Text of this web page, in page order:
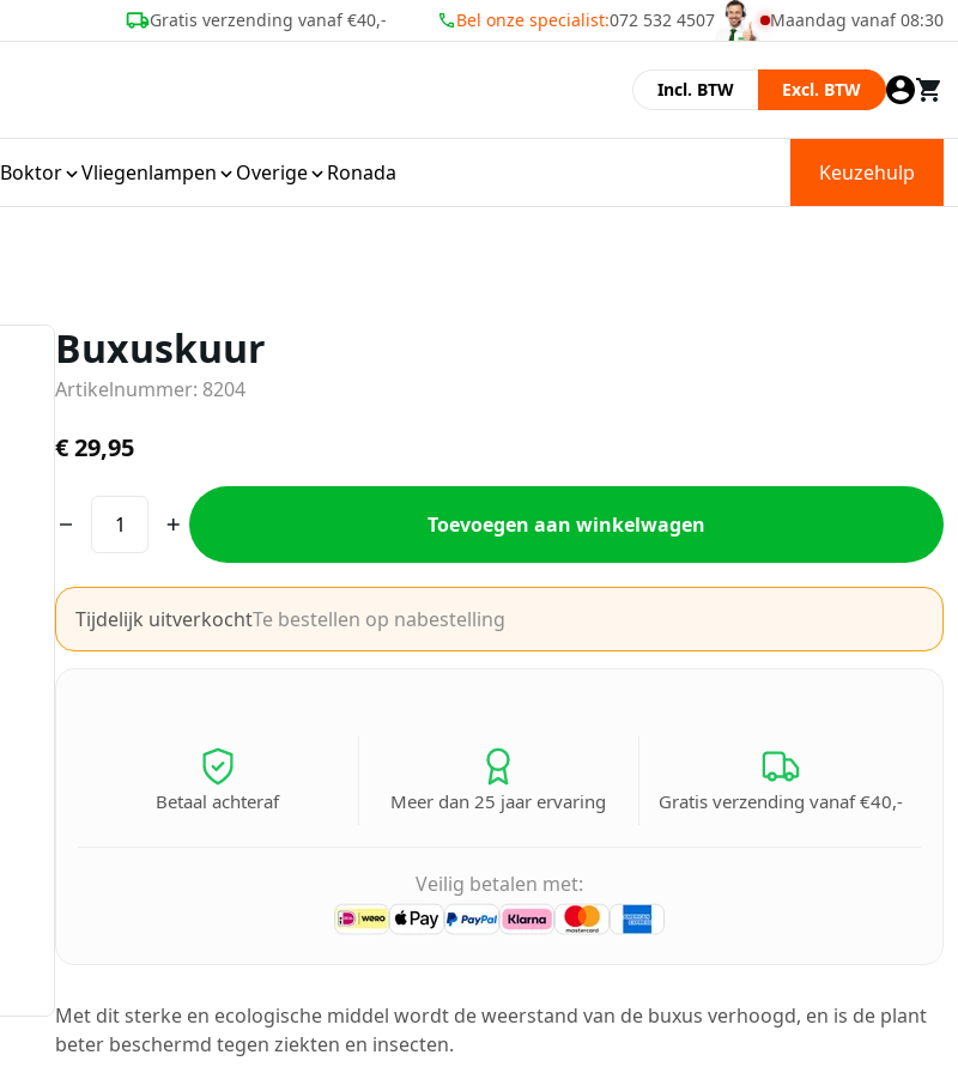
Gratis verzending vanaf €40,- Bel onze specialist:072 532 4507
Momenteel zijn wij
Maandag vanaf 08:30
Incl. BTW Excl. BTW
Boktor Vliegenlampen Overige Ronada Keuzehulp
Buxuskuur
Artikelnummer: 8204
€29,95
Toevoegen aan winkelwagen
Tijdelijk uitverkochtTe bestellen op nabestelling
Betaal achteraf Meer dan 25 jaar ervaring Gratis verzending vanaf €40,-
Veilig betalen met:
Met dit sterke en ecologische middel wordt de weerstand van de buxus verhoogd, en is de plant
beter beschermd tegen ziekten en insecten.